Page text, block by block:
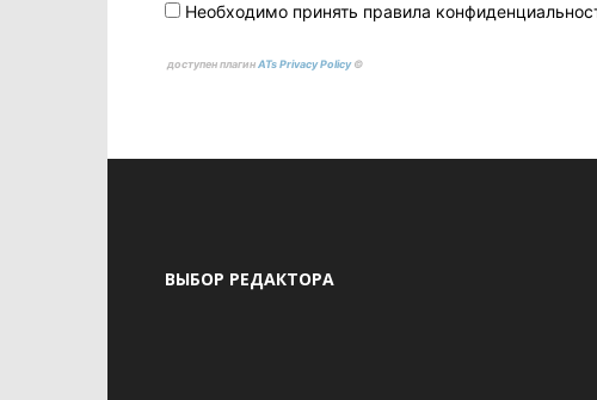
Необходимо принять правила
доступен плагинATs Privacy Policy©
ВЫБОР РЕДАКТОРА